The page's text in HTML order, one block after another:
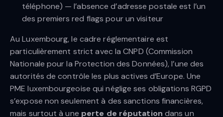
téléphone) — l’absence d’adresse postale est l’un
des premiers red flags pour un visiteur
Au Luxembourg, le cadre réglementaire est
particulièrement strict avec la CNPD (Commission
Nationale pour la Protection des Données), l’une des
autorités de contrôle les plus actives d’Europe. Une
PME luxembourgeoise qui néglige ses obligations RGPD
s’expose non seulement à des sanctions financières,
mais surtout à une perte de réputation dans un